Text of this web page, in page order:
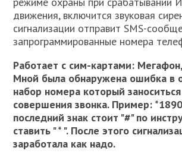
движения, включится звуковая
сигнализации отправит SMS-
запрограммированные номера
Работает с сим-картами:
Мной была обнаружена ошибка в
набор номера который
совершения звонка. Пример:
последний знак стоит "#" по
ставить " * ". После этого
заработала как надо.